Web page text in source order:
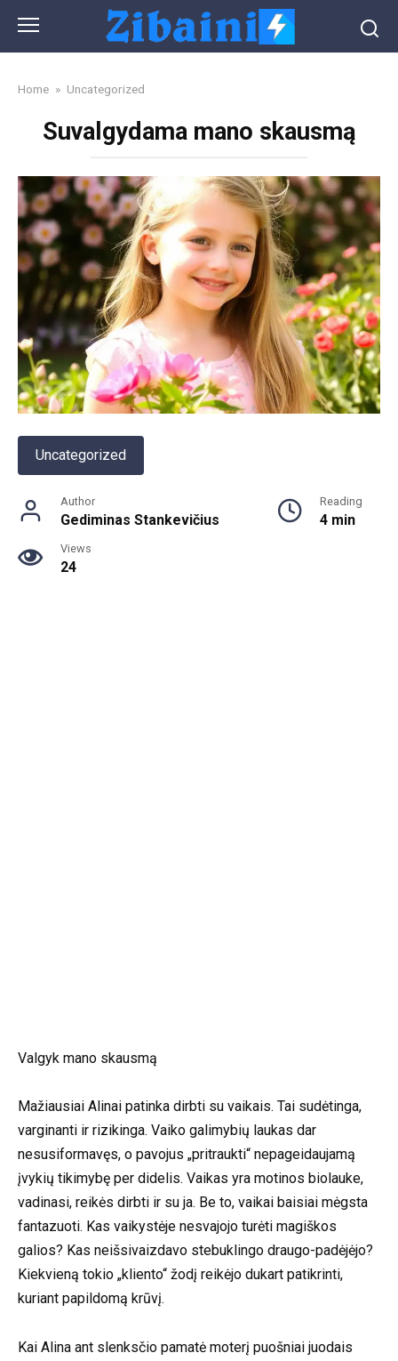
content
Home » Uncategorized
Suvalgydama mano skausmą
Uncategorized
Author
Gediminas Stankevičius
Reading
4 min
Views
24
Valgyk mano skausmą
Mažiausiai Alinai patinka dirbti su vaikais. Tai sudėtinga,
varginanti ir rizikinga. Vaiko galimybių laukas dar
nesusiformavęs, o pavojus „pritraukti“ nepageidaujamą
įvykių tikimybę per didelis. Vaikas yra motinos biolauke,
vadinasi, reikės dirbti ir su ja. Be to, vaikai baisiai mėgsta
fantazuoti. Kas vaikystėje nesvajojo turėti magiškos
galios? Kas neišsivaizdavo stebuklingo draugo-padėjėjo?
Kiekvieną tokio „kliento“ žodį reikėjo dukart patikrinti,
kuriant papildomą krūvį.
Kai Alina ant slenksčio pamatė moterį puošniai juodais